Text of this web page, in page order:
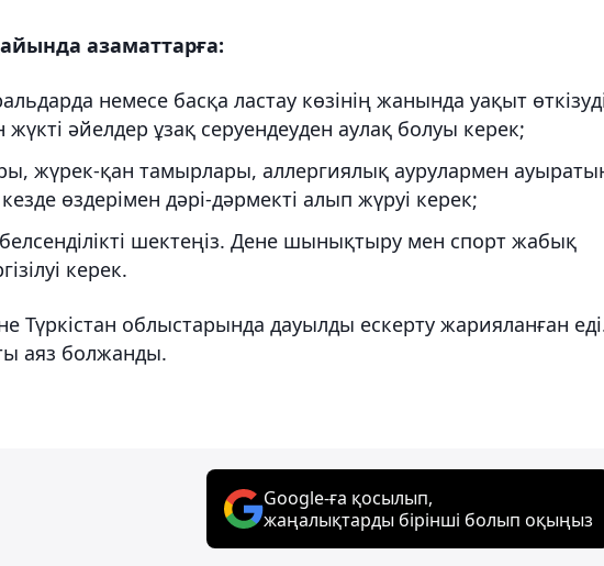
азаматтарға:
немесе басқа ластау көзінің жанында уақыт
әйелдер ұзақ серуендеуден аулақ болуы керек;
жүрек-қан тамырлары, аллергиялық аурулармен
өздерімен дәрі-дәрмекті алып жүруі керек;
шектеңіз. Дене шынықтыру мен спорт жабық
керек.
Түркістан облыстарында дауылды ескерту жарияланған
аяз болжанды.
Google-ға қосылып,
жаңалықтарды бірінші болып оқыңыз